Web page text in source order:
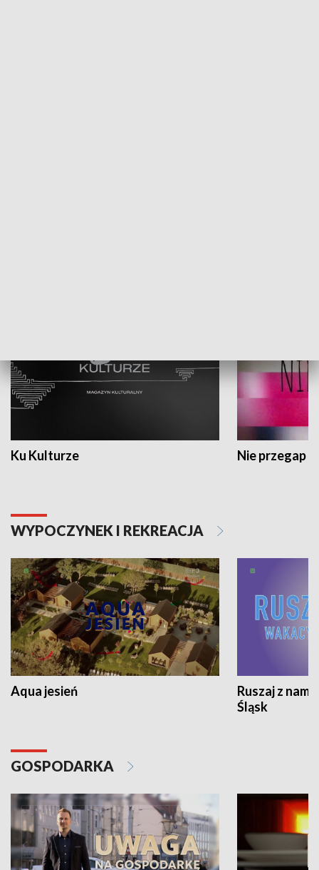
Ku Kulturze Nie przegap
WYPOCZYNEK I REKREACJA
Aqua jesień
Ruszaj z
Śląsk
GOSPODARKA